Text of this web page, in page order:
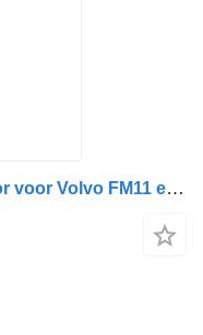
Volvo 21316567 turbocompressor voor Volvo FM11 euro 5 vrachtwagen